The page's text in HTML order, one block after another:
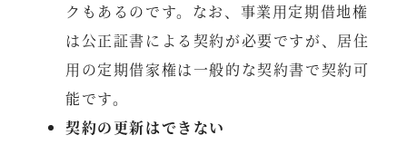
クもあるのです。なお、事業用定期借地権
は公正証書による契約が必要ですが、居住
用の定期借家権は一般的な契約書で契約可
能です。
契約の更新はできない